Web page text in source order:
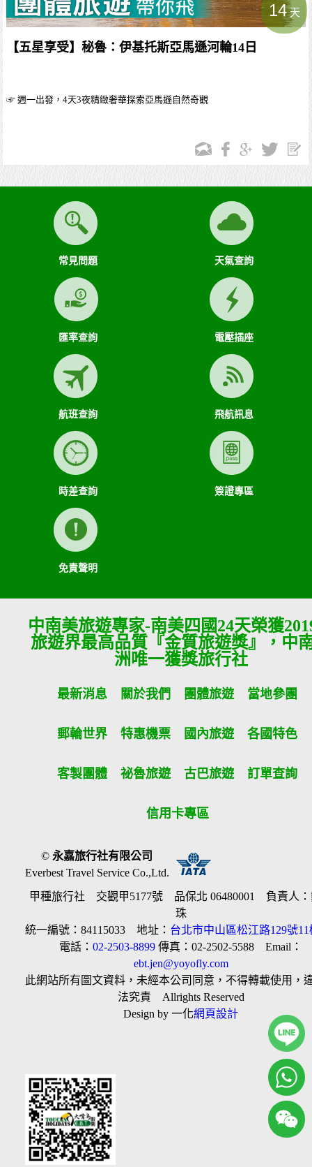
14天
【五星享受】秘魯：伊基托斯亞馬遜河輪14日
☞ 週一出發，4天3夜精緻奢華探索亞馬遜自然奇觀
常見問題 天氣查詢
匯率查詢 電壓插座
航班查詢 飛航訊息
時差查詢 簽證專區
免責聲明
中南美旅遊專家-南美四國24天榮獲
旅遊界最高品質『金質旅遊獎』，中
洲唯一獲獎旅行社
最新消息 關於我們 團體旅遊 當地參團
郵輪世界 特惠機票 國內旅遊 各國特色
客製團體 祕魯旅遊 古巴旅遊 訂單查詢
信用卡專區
©永嘉旅行社有限公司
Everbest Travel Service Co.,Ltd.
甲種旅行社 交觀甲5177號 品保北 06480001 負責人：
珠
統一編號：84115033 地址： 台北市中山區松江路129號11
電話：02-2503-8899 傳真：02-2502-5588 Email：
ebt.jen@yoyofly.com
此網站所有圖文資料，未經本公司同意，不得轉載使用，
法究責 Allrights Reserved
Design by 一化網頁設計